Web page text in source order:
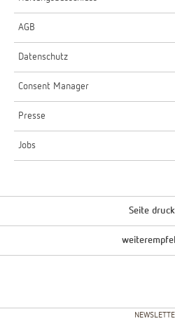
AGB
Datenschutz
Consent Manager
Presse
Jobs
Seite